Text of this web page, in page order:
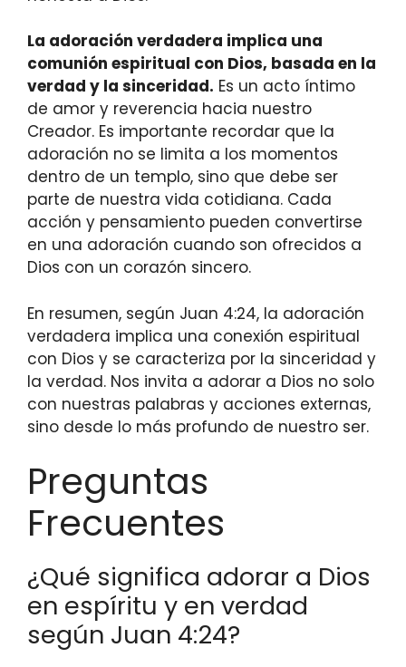
La adoración verdadera implica una
comunión espiritual con Dios, basada en la
verdad y la sinceridad. Es un acto íntimo
de amor y reverencia hacia nuestro
Creador. Es importante recordar que la
adoración no se limita a los momentos
dentro de un templo, sino que debe ser
parte de nuestra vida cotidiana. Cada
acción y pensamiento pueden convertirse
en una adoración cuando son ofrecidos a
Dios con un corazón sincero.
En resumen, según Juan 4:24, la adoración
verdadera implica una conexión espiritual
con Dios y se caracteriza por la sinceridad y
la verdad. Nos invita a adorar a Dios no solo
con nuestras palabras y acciones externas,
sino desde lo más profundo de nuestro ser.
Preguntas
Frecuentes
¿Qué significa adorar a Dios
en espíritu y en verdad
según Juan 4:24?